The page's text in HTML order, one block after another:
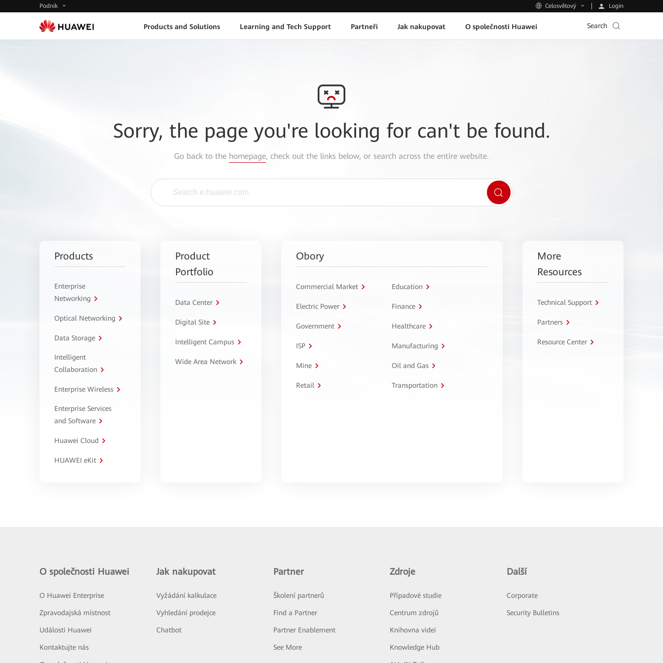
Podnik Celosvětový Login
Products and Solutions Learning and Tech Support Partneři Jak nakupovat O společnosti Huawei Search
Sorry, the page you're looking for can't be found.
Go back to the homepage, check out the links below, or search across the entire website.
Products
Enterprise
Networking
Optical Networking
Data Storage
Intelligent
Collaboration
Enterprise Wireless
Enterprise Services
and Software
Huawei Cloud
HUAWEI eKit
Product
Portfolio
Data Center
Digital Site
Intelligent Campus
Wide Area Network
Obory
Commercial Market Education
Electric Power Finance
Government Healthcare
ISP Manufacturing
Mine Oil and Gas
Retail Transportation
More
Resources
Technical Support
Partners
Resource Center
O společnosti Huawei
O Huawei Enterprise
Zpravodajská místnost
Události Huawei
Kontaktujte nás
Jak nakupovat
Vyžádání kalkulace
Vyhledání prodejce
Chatbot
Partner
Školení partnerů
Find a Partner
Partner Enablement
See More
Zdroje
Případové studie
Centrum zdrojů
Knihovna videí
Knowledge Hub
Další
Corporate
Security Bulletins